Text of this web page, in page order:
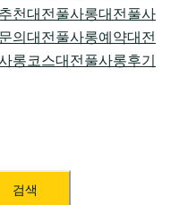
천대전풀사롱대전풀사
의 대전풀사롱예약대전
롱코스대전풀사롱후기
검색